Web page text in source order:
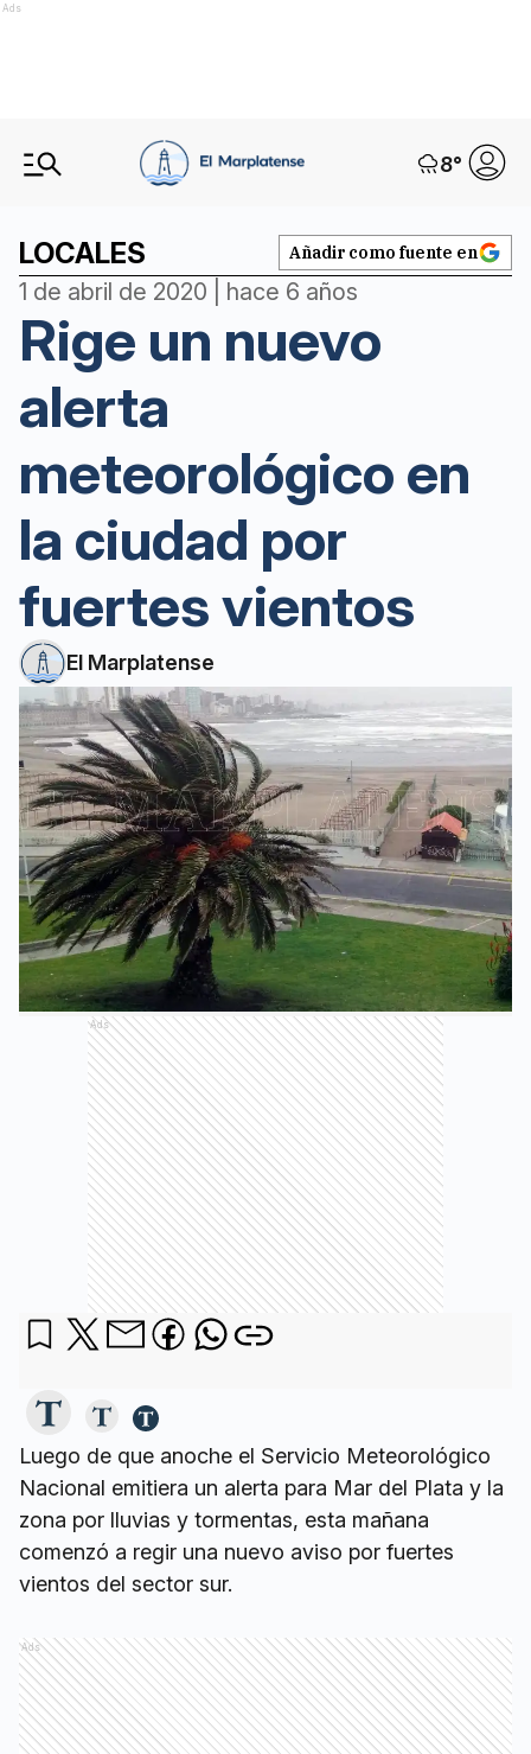
Ads
8°
LOCALES Añadir como fuente en
1 de abril de 2020 | hace 6 años
Rige un nuevo
alerta
meteorológico en
la ciudad por
fuertes vientos
El Marplatense
Ads
Luego de que anoche el Servicio Meteorológico
Nacional emitiera un alerta para Mar del Plata y la
zona por lluvias y tormentas, esta mañana
comenzó a regir una nuevo aviso por fuertes
vientos del sector sur.
Ads